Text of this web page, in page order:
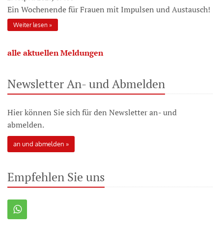
Ein Wochenende für Frauen mit Impulsen und Austausch!
Weiter lesen
alle aktuellen Meldungen
Newsletter An- und Abmelden
Hier können Sie sich für den Newsletter an- und
abmelden.
an und abmelden
Empfehlen Sie uns